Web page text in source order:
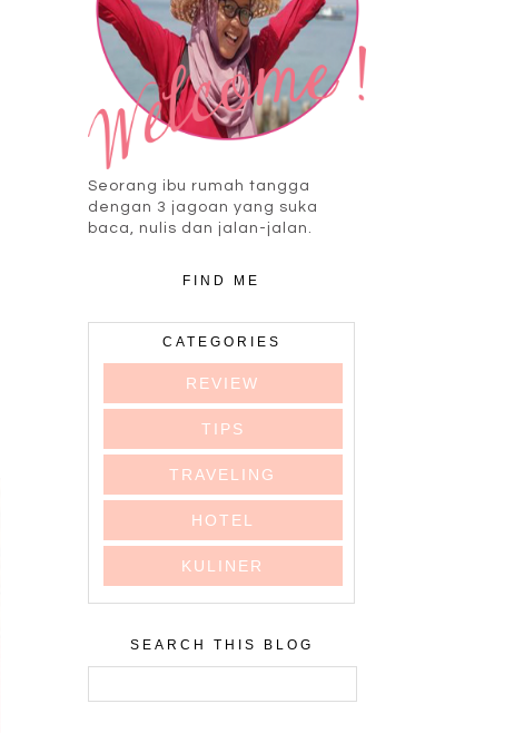
Seorang ibu rumah tangga
dengan 3 jagoan yang suka
baca, nulis dan jalan-jalan.
FIND ME
CATEGORIES
REVIEW
TIPS
TRAVELING
HOTEL
KULINER
SEARCH THIS BLOG